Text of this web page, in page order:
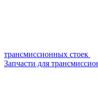
трансмиссионных стоек
Запчасти для